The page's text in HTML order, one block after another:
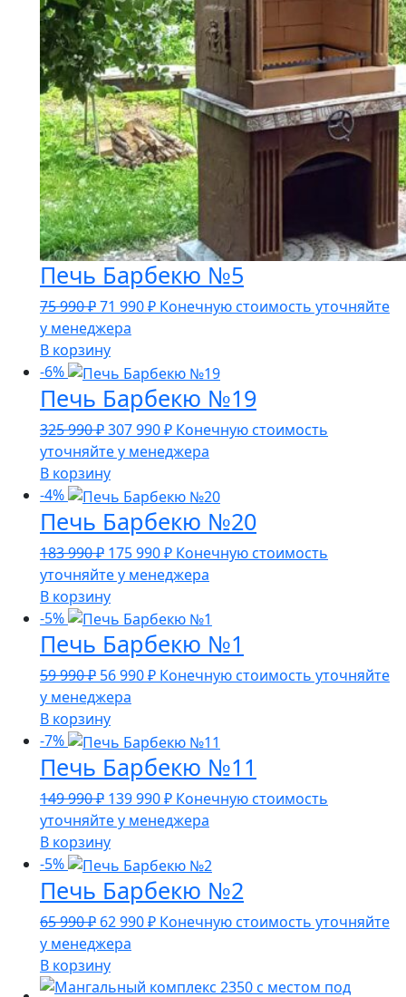
Печь Барбекю №5
75 990₽Первоначальная
цена
составляла
75
990 ₽.
71 990₽Текущая
990 ₽.
Конечную стоимость уточняйте
у менеджера
В корзину
-6%
Печь Барбекю №19
325 990₽Первоначальная
цена
составляла
325
990 ₽.
307 990₽Текущая
цена:
990 ₽.
Конечную стоимость
уточняйте у менеджера
В корзину
-4%
Печь Барбекю №20
183 990₽ Первоначальная
цена
составляла
183
990 ₽.
175 990₽Текущая
цена:
990 ₽.
Конечную стоимость
уточняйте у менеджера
В корзину
-5%
Печь Барбекю №1
59 990₽ Первоначальная
цена
составляла
59
990 ₽.
56 990₽Текущая
990 ₽.
Конечную стоимость уточняйте
у менеджера
В корзину
-7%
Печь Барбекю №11
149 990₽ Первоначальная
цена
составляла
149
990 ₽.
139 990₽Текущая
цена:
990 ₽.
Конечную стоимость
уточняйте у менеджера
В корзину
-5%
Печь Барбекю №2
65 990₽ Первоначальная
цена
составляла
65
62 990₽Текущая
990 ₽.
Конечную стоимость уточняйте
у менеджера
В корзину